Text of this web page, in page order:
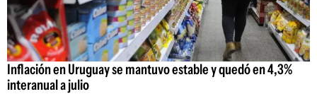
Inflación en Uruguay se mantuvo estable y quedó en 4,3%
interanual a julio